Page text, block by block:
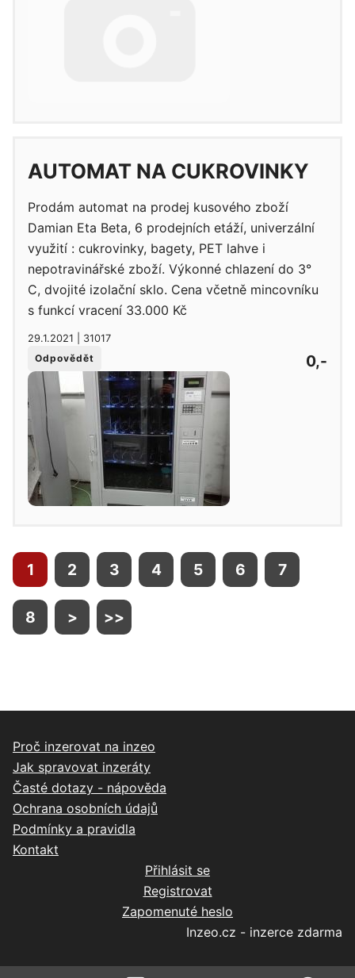
AUTOMAT NA CUKROVINKY
Prodám automat na prodej kusového zboží
Damian Eta Beta, 6 prodejních etáží, univerzální
využití : cukrovinky, bagety, PET lahve i
nepotravinářské zboží. Výkonné chlazení do 3°
C, dvojité izolační sklo. Cena včetně mincovníku
s funkcí vracení 33.000 Kč
29.1.2021 | 31017
Odpovědět
0,-
1 2 3 4 5 6 7
8 > >>
Proč inzerovat na inzeo
Jak spravovat inzeráty
Časté dotazy - nápověda
Ochrana osobních údajů
Podmínky a pravidla
Kontakt
Přihlásit se
Registrovat
Zapomenuté heslo
Inzeo.cz - inzerce zdarma